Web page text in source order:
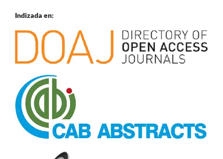
Indizada en: